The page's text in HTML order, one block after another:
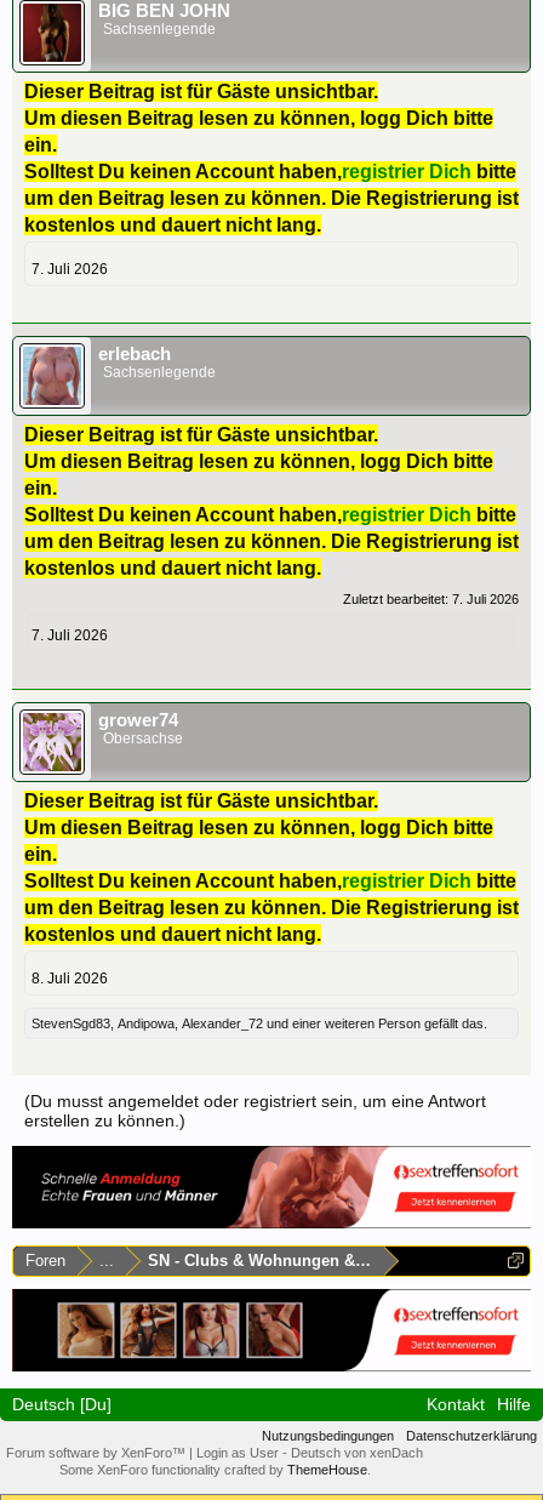
BIG BEN JOHN
Sachsenlegende
Dieser Beitrag ist für Gäste unsichtbar.
Um diesen Beitrag lesen zu können, logg Dich bitte
ein.
Solltest Du keinen Account haben,registrier Dich bitte
um den Beitrag lesen zu können. Die Registrierung ist
kostenlos und dauert nicht lang.
7. Juli 2026
erlebach
Sachsenlegende
Dieser Beitrag ist für Gäste unsichtbar.
Um diesen Beitrag lesen zu können, logg Dich bitte
ein.
Solltest Du keinen Account haben,registrier Dich bitte
um den Beitrag lesen zu können. Die Registrierung ist
kostenlos und dauert nicht lang.
Zuletzt bearbeitet: 7. Juli 2026
7. Juli 2026
grower74
Obersachse
Dieser Beitrag ist für Gäste unsichtbar.
Um diesen Beitrag lesen zu können, logg Dich bitte
ein.
Solltest Du keinen Account haben,registrier Dich bitte
um den Beitrag lesen zu können. Die Registrierung ist
kostenlos und dauert nicht lang.
8. Juli 2026
StevenSgd83, Andipowa, Alexander_72 und einer weiteren Person gefällt das.
(Du musst angemeldet oder registriert sein, um eine Antwort
erstellen zu können.)
Foren ... SN - Clubs & Wohnungen & Laufhäuser
Deutsch [Du] Kontakt Hilfe
Nutzungsbedingungen
Datenschutzerklärung
Forum software by XenForo™ | Login as User - Deutsch von xenDach
Some XenForo functionality crafted by ThemeHouse.